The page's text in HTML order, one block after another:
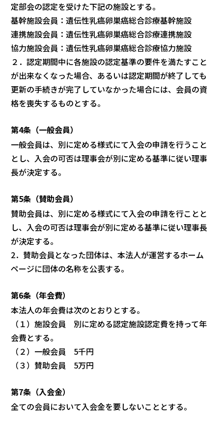
定部会の認定を受けた下記の施設とする。
基幹施設会員：遺伝性乳癌卵巣癌総合診療基幹施設
連携施設会員：遺伝性乳癌卵巣癌総合診療連携施設
協力施設会員：遺伝性乳癌卵巣癌総合診療協力施設
２．認定期間中に各施設の認定基準の要件を満たすこと
が出来なくなった場合、あるいは認定期間が終了しても
更新の手続きが完了していなかった場合には、会員の資
格を喪失するものとする。
第4条（一般会員）
一般会員は、別に定める様式にて入会の申請を行うこと
とし、入会の可否は理事会が別に定める基準に従い理事
長が決定する。
第5条（賛助会員）
賛助会員は、別に定める様式にて入会の申請を行ことと
し、入会の可否は理事会が別に定める基準に従い理事長
が決定する。
2．賛助会員となった団体は、本法人が運営するホーム
ページに団体の名称を公表する。
第6条（年会費）
本法人の年会費は次のとおりとする。
（１）施設会員 別に定める認定施設認定費を持って年
会費とする。
（２）一般会員 5千円
（３）賛助会員 5万円
第7条（入会金）
全ての会員において入会金を要しないこととする。